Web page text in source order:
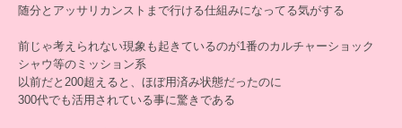
随分とアッサリカンストまで行ける仕組みになってる気がする
前じゃ考えられない現象も起きているのが1番のカルチャーショック
シャウ等のミッション系
以前だと200超えると、ほぼ用済み状態だったのに
300代でも活用されている事に驚きである